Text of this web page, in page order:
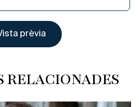
RELACIONADES